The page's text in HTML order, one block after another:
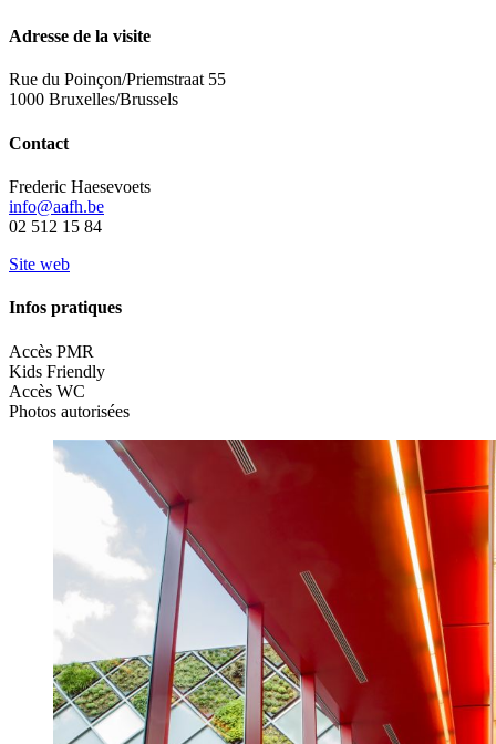
Adresse de la visite
Rue du Poinçon/Priemstraat 55
1000 Bruxelles/Brussels
Contact
Frederic Haesevoets
info@aafh.be
02 512 15 84
Site web
Infos pratiques
Accès PMR
Kids Friendly
Accès WC
Photos autorisées